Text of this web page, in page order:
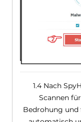
1.4 Nach
Scannen
Bedrohung und